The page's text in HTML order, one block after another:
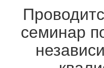
семинар